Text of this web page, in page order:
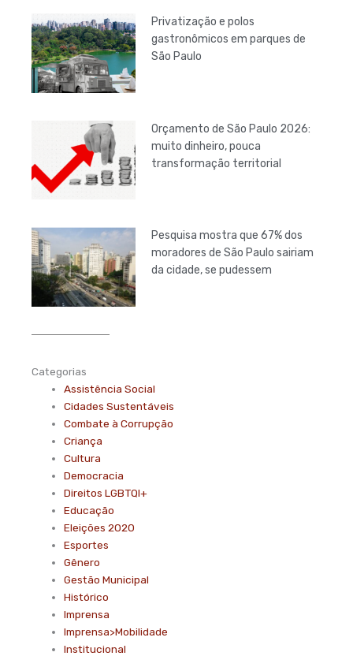
Privatização e polos
gastronômicos em parques de
São Paulo
Orçamento de São Paulo 2026:
muito dinheiro, pouca
transformação territorial
Pesquisa mostra que 67% dos
moradores de São Paulo sairiam
da cidade, se pudessem
Categorias
Assistência Social
Cidades Sustentáveis
Combate à Corrupção
Criança
Cultura
Democracia
Direitos LGBTQI+
Educação
Eleições 2020
Esportes
Gênero
Gestão Municipal
Histórico
Imprensa
Imprensa>Mobilidade
Institucional